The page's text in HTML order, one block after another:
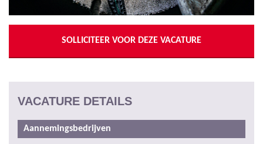
SOLLICITEER VOOR DEZE VACATURE
VACATURE DETAILS
Aannemingsbedrijven